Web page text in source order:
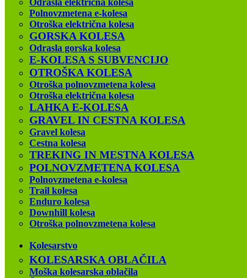
Polnovzmetena e-kolesa
Otroška električna kolesa
GORSKA KOLESA
Odrasla gorska kolesa
E-KOLESA S SUBVENCIJO
OTROŠKA KOLESA
Otroška polnovzmetena kolesa
Otroška električna kolesa
LAHKA E-KOLESA
GRAVEL IN CESTNA KOLESA
Gravel kolesa
Cestna kolesa
TREKING IN MESTNA KOLESA
POLNOVZMETENA KOLESA
Polnovzmetena e-kolesa
Trail kolesa
Enduro kolesa
Downhill kolesa
Otroška polnovzmetena kolesa
Kolesarstvo
KOLESARSKA OBLAČILA
Moška kolesarska oblačila